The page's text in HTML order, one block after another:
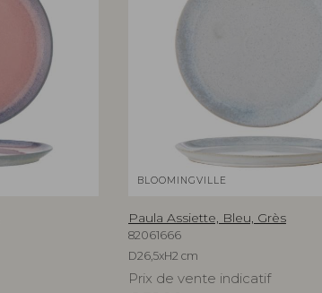
BLOOMINGVILLE
Paula Assiette, Bleu, Grès
82061666
D26,5xH2 cm
Prix de vente indicatif